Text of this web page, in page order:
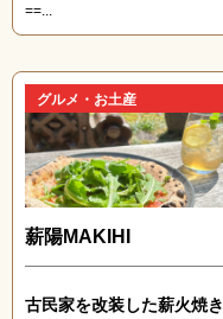
==...
グルメ・お土産
薪陽MAKIHI
古民家を改装した薪火焼き